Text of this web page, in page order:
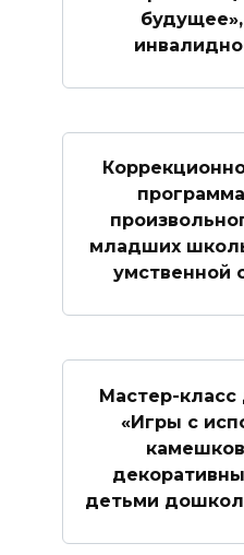
младших
умственной
Мастер-класс
«Игры с
детьми